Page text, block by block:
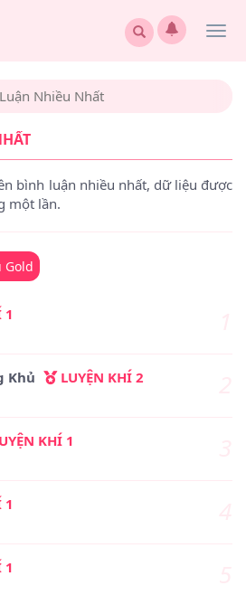
Nhiều Nhất
bình luận nhiều nhất, dữ liệu được
một lần.
Gold
1
Khủ LUYỆN KHÍ 2
KHÍ 1
1
1